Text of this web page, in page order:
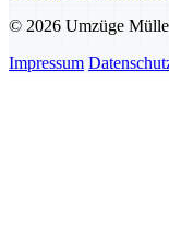
© 2026 Umzüge
Impressum